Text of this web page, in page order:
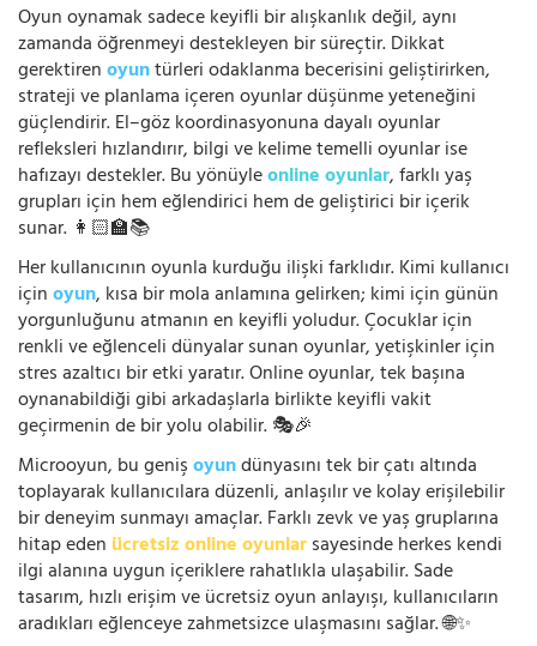
Oyun oynamak sadece keyifli bir alışkanlık değil, aynı
zamanda öğrenmeyi destekleyen bir süreçtir. Dikkat
gerektirenoyuntürleri odaklanma becerisini geliştirirken,
strateji ve planlama içeren oyunlar düşünme yeteneğini
güçlendirir. El–göz koordinasyonuna dayalı oyunlar
refleksleri hızlandırır, bilgi ve kelime temelli oyunlar ise
hafızayı destekler. Bu yönüyleonline oyunlar, farklı yaş
grupları için hem eğlendirici hem de geliştirici bir içerik
sunar. 👩🏻‍🏫📚
Her kullanıcının oyunla kurduğu ilişki farklıdır. Kimi kullanıcı
içinoyun, kısa bir mola anlamına gelirken; kimi için günün
yorgunluğunu atmanın en keyifli yoludur. Çocuklar için
renkli ve eğlenceli dünyalar sunan oyunlar, yetişkinler için
stres azaltıcı bir etki yaratır. Online oyunlar, tek başına
oynanabildiği gibi arkadaşlarla birlikte keyifli vakit
geçirmenin de bir yolu olabilir. 🎭🎉
Microoyun, bu genişoyundünyasını tek bir çatı altında
toplayarak kullanıcılara düzenli, anlaşılır ve kolay erişilebilir
bir deneyim sunmayı amaçlar. Farklı zevk ve yaş gruplarına
hitap eden ücretsiz online oyunlarsayesinde herkes kendi
ilgi alanına uygun içeriklere rahatlıkla ulaşabilir. Sade
tasarım, hızlı erişim ve ücretsiz oyun anlayışı, kullanıcıların
aradıkları eğlenceye zahmetsizce ulaşmasını sağlar. 🌐✨